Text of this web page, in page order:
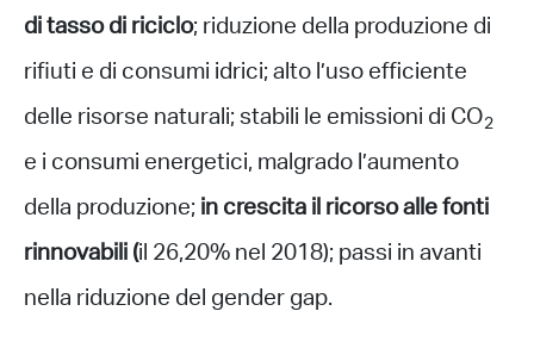
di tasso di riciclo; riduzione della produzione di
rifiuti e di consumi idrici; alto l’uso efficiente
delle risorse naturali; stabili le emissioni di CO2
e i consumi energetici, malgrado l’aumento
della produzione; in crescita il ricorso alle fonti
rinnovabili (il 26,20% nel 2018); passi in avanti
nella riduzione del gender gap.